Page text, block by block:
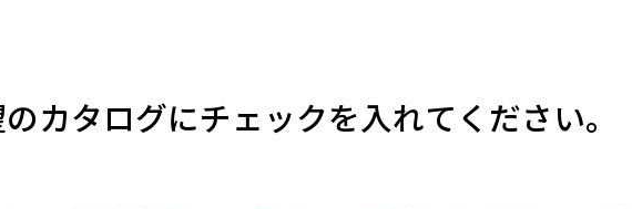
カタログにチェックを入れてください。